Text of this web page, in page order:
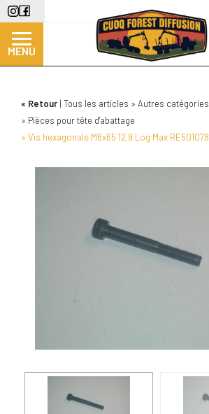
Aller
au
contenu
principal
MENU
Retour Tous les articles
Autres catégories
Pièces pour tête d'abattage
Vis hexagonale M8x65 12.9 Log Max RE501078